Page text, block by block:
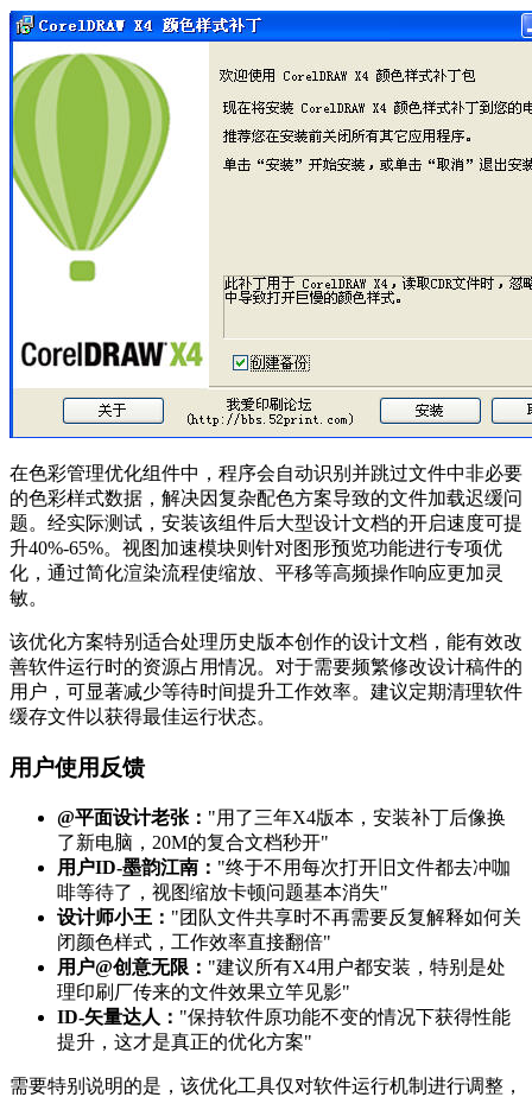
在色彩管理优化组件中，程序会自动识别并跳过文件中非必要
的色彩样式数据，解决因复杂配色方案导致的文件加载迟缓问
题。经实际测试，安装该组件后大型设计文档的开启速度可提
升40%-65%。视图加速模块则针对图形预览功能进行专项优
化，通过简化渲染流程使缩放、平移等高频操作响应更加灵
敏。
该优化方案特别适合处理历史版本创作的设计文档，能有效改
善软件运行时的资源占用情况。对于需要频繁修改设计稿件的
用户，可显著减少等待时间提升工作效率。建议定期清理软件
缓存文件以获得最佳运行状态。
用户使用反馈
@平面设计老张： "用了三年X4版本，安装补丁后像换
了新电脑，20M的复合文档秒开"
用户ID-墨韵江南： "终于不用每次打开旧文件都去冲咖
啡等待了，视图缩放卡顿问题基本消失"
设计师小王： "团队文件共享时不再需要反复解释如何关
闭颜色样式，工作效率直接翻倍"
用户@创意无限： "建议所有X4用户都安装，特别是处
理印刷厂传来的文件效果立竿见影"
ID-矢量达人： "保持软件原功能不变的情况下获得性能
提升，这才是真正的优化方案"
需要特别说明的是，该优化工具仅对软件运行机制进行调整，